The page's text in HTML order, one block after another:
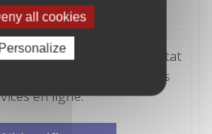
all cookies
solution proposée par l'Etat
la connexion à vos
en ligne.